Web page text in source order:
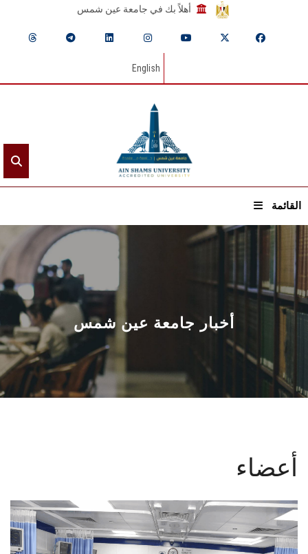
أهلاً بك في جامعة عين شمس
English
القائمة
الرئيسيـة
عن الجامعة
القطاعـات
الشئون الأكاديمية
البحث العلمي
الأنظمة الذكية
الإعلام
أخبار جامعة عين شمس
أعضاء